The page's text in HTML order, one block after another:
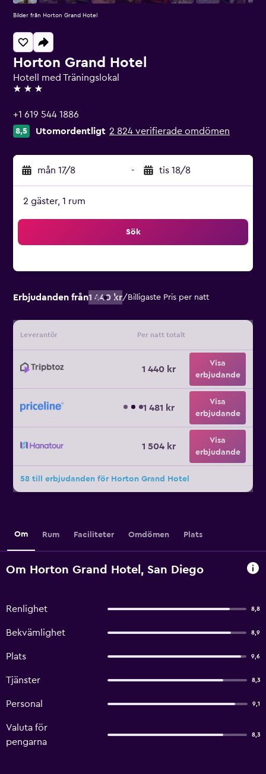
Horton Grand Hotel
Hotell med Träningslokal
3 stjärnor
+1 619 544 1886
8,5 Utomordentligt 2 824 verifierade omdömen
mån 17/8 - tis 18/8
2 gäster, 1 rum
Sök
Erbjudanden från1 440 kr/ Billigaste Pris per natt
Leverantör Per natt totalt
1 440 kr
Visa
erbjudande
1 481 kr
Visa
erbjudande
1 504 kr
Visa
erbjudande
58 till erbjudanden för Horton Grand Hotel
Bilder från Horton Grand Hotel
Om Rum Faciliteter Omdömen Plats
Om Horton Grand Hotel, San Diego
Renlighet 8,8
Bekvämlighet 8,9
Plats 9,6
Tjänster 8,3
Personal 9,1
Valuta för
pengarna
8,3